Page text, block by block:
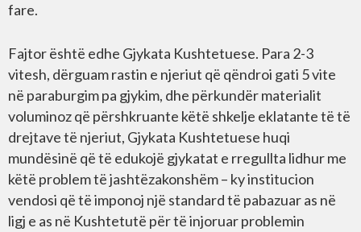
fare.
Fajtor është edhe Gjykata Kushtetuese. Para 2-3
vitesh, dërguam rastin e njeriut që qëndroi gati 5 vite
në paraburgim pa gjykim, dhe përkundër materialit
voluminoz që përshkruante këtë shkelje eklatante të të
drejtave të njeriut, Gjykata Kushtetuese huqi
mundësinë që të edukojë gjykatat e rregullta lidhur me
këtë problem të jashtëzakonshëm – ky institucion
vendosi që të imponoj një standard të pabazuar as në
ligj e as në Kushtetutë për të injoruar problemin